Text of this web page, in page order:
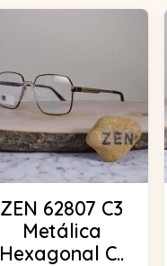
ZEN 62807 C3
Metálica
Hexagonal C..